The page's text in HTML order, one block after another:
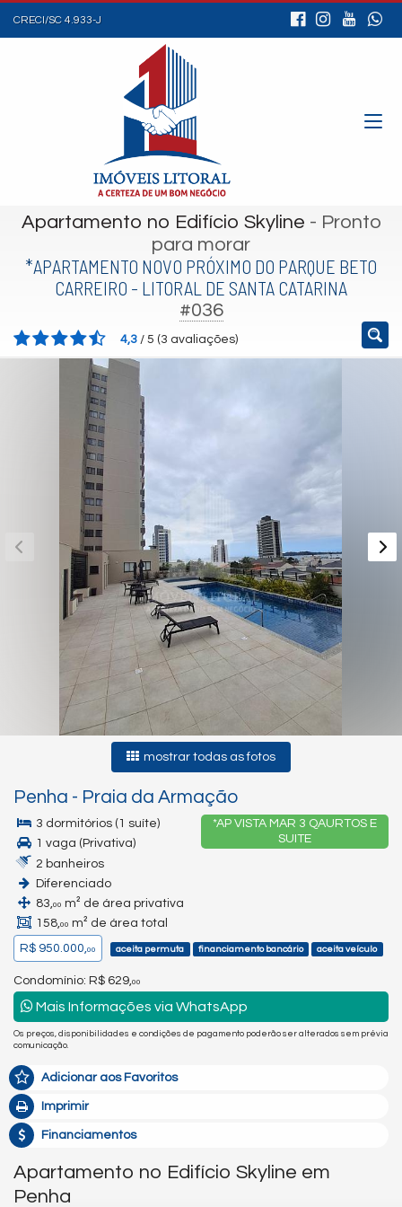
CRECI/SC 4.933-J
Apartamento no Edifício Skyline - Pronto
para morar
*APARTAMENTO NOVO PRÓXIMO DO PARQUE BETO
CARREIRO - LITORAL DE SANTA CATARINA
#036
4,3 / 5 (3 avaliações)
mostrar todas as fotos
Penha - Praia da Armação
*AP VISTA MAR 3 QAURTOS E
SUITE
3 dormitórios (1 suíte)
1 vaga (Privativa)
2 banheiros
Diferenciado
83,00 m² de área privativa
158,00 m² de área total
R$ 950.000,00 aceita permuta financiamento bancário aceita veículo
Condomínio: R$ 629, 00
Mais Informações via WhatsApp
Os preços, disponibilidades e condições de pagamento poderão ser alterados sem prévia
comunicação.
Adicionar aos Favoritos
Imprimir
Financiamentos
Apartamento no Edifício Skyline em
Penha